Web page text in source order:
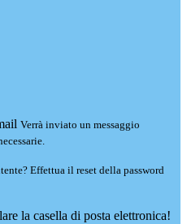
Verrà inviato un messaggio
Effettua il reset della password
la casella di posta elettronica!